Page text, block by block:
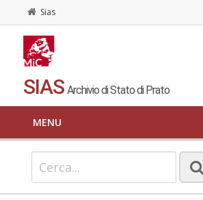
Sias
SIAS Archivio di Stato di Prato
MENU